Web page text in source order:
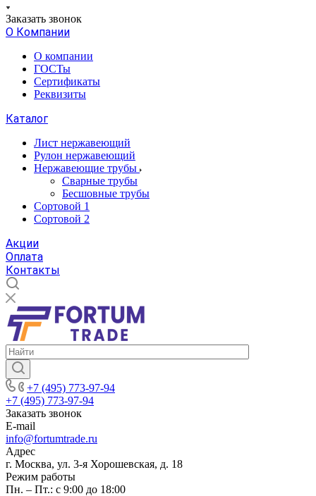
Заказать звонок
О Компании
О компании
ГОСТы
Сертификаты
Реквизиты
Каталог
Лист нержавеющий
Рулон нержавеющий
Нержавеющие трубы
Сварные трубы
Бесшовные трубы
Сортовой 1
Сортовой 2
Акции
Оплата
Контакты
+7 (495) 773-97-94
+7 (495) 773-97-94
Заказать звонок
E-mail
info@fortumtrade.ru
Адрес
г. Москва, ул. 3-я Хорошевская, д. 18
Режим работы
Пн. – Пт.: с 9:00 до 18:00